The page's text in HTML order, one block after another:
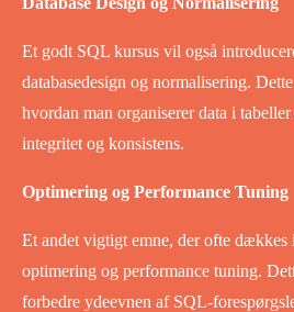
Et godt SQL kursus vil også
databasedesign og normalisering.
hvordan man organiserer data i
integritet og konsistens.
Optimering og Performance Tuning
Et andet vigtigt emne, der ofte dækkes
optimering og performance tuning.
forbedre ydeevnen af SQL-